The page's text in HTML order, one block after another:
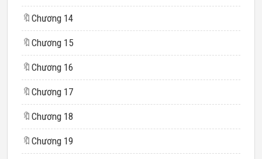
🔖 Chương 14
🔖 Chương 15
🔖 Chương 16
🔖 Chương 17
🔖 Chương 18
🔖 Chương 19